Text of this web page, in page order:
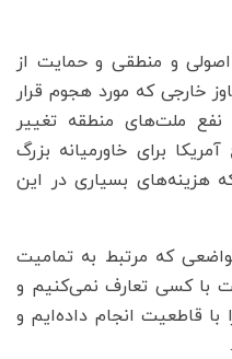
اصولی و منطقی و حمایت از
خارجی که مورد هجوم قرار
نفع ملت‌های منطقه تغییر
برای خاورمیانه بزرگ
هزینه‌های بسیاری در این
که مرتبط به تمامیت
با کسی تعارف نمی‌کنیم و
با قاطعیت انجام داده‌ایم و